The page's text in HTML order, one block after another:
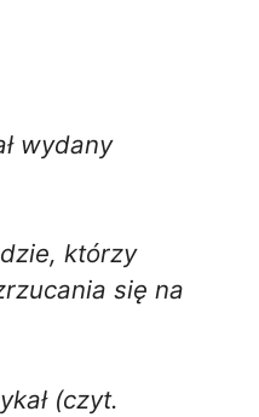
wydany
którzy
się na
(czyt.